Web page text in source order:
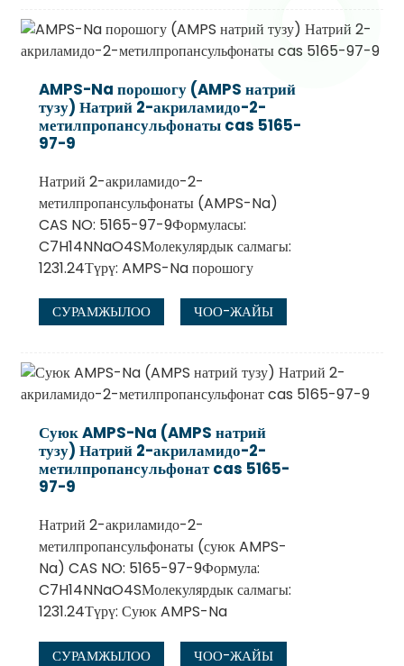
AMPS-Na порошогу (AMPS натрий
тузу) Натрий 2-акриламидо-2-
метилпропансульфонаты cas 5165-
97-9
Натрий 2-акриламидо-2-
метилпропансульфонаты (AMPS-Na)
CAS NO: 5165-97-9Формуласы:
C7H14NNaO4SМолекулярдык салмагы:
1231.24Түрү: AMPS-Na порошогу
СУРАМЖЫЛОО ЧОО-ЖАЙЫ
Суюк AMPS-Na (AMPS натрий
тузу) Натрий 2-акриламидо-2-
метилпропансульфонат cas 5165-
97-9
Натрий 2-акриламидо-2-
метилпропансульфонаты (суюк AMPS-
Na) CAS NO: 5165-97-9Формула:
C7H14NNaO4SМолекулярдык салмагы:
1231.24Түрү: Суюк AMPS-Na
СУРАМЖЫЛОО ЧОО-ЖАЙЫ